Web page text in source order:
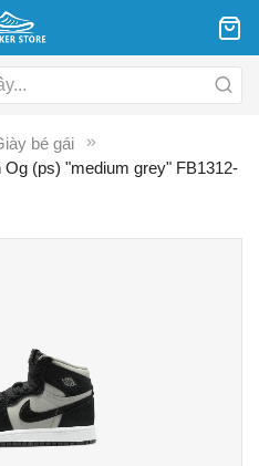
bé gái
(ps) "medium grey" FB1312-